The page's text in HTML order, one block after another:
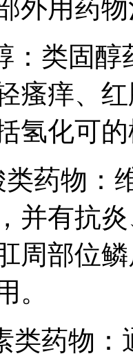
外用药
：类固
瘙痒、
氢化可
类药物：
并有抗
周部位
。
类药物